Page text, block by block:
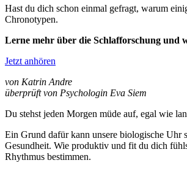
Hast du dich schon einmal gefragt, warum
Chronotypen.
Lerne mehr über die Schlafforschung und
Jetzt anhören
von Katrin Andre
überprüft von Psychologin Eva Siem
Du stehst jeden Morgen müde auf, egal wie
Ein Grund dafür kann unsere biologische Uhr
Gesundheit. Wie produktiv und fit du dich
Rhythmus bestimmen.